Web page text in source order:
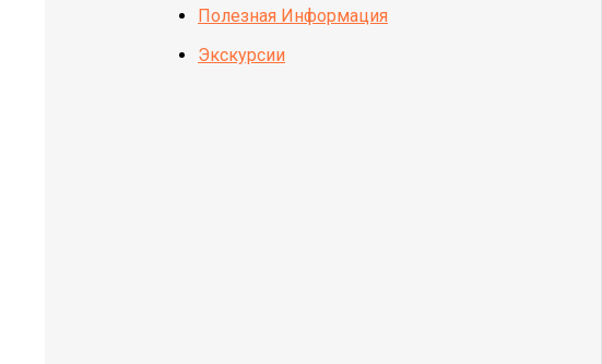
Полезная Информация
Экскурсии